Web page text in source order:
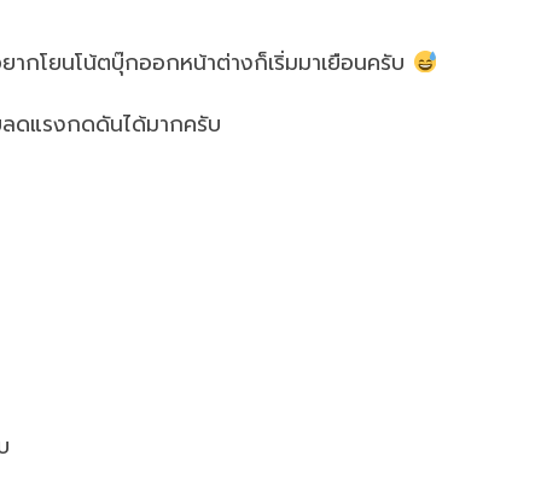
กโยนโน้ตบุ๊กออกหน้าต่างก็เริ่มมาเยือนครับ
ลดแรงกดดันได้มากครับ